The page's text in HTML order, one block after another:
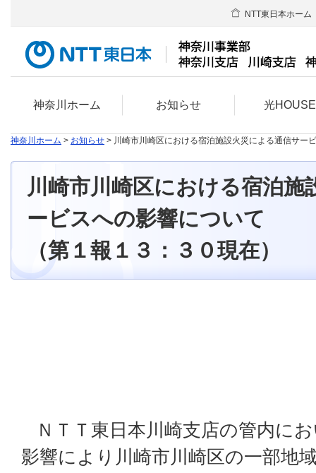
神奈川ホーム お知らせ 光HOUSE
NTT東日本ホーム
神奈川ホーム > お知らせ > 川崎市川崎区における宿泊施設火災による通信サー
川崎市川崎区における宿泊施
ービスへの影響について
（第１報１３：３０現在）
ＮＴＴ東日本川崎支店の管内に
影響により川崎市川崎区の一部地